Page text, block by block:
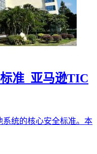
准_亚马逊TIC
系统的核心安全标准。本